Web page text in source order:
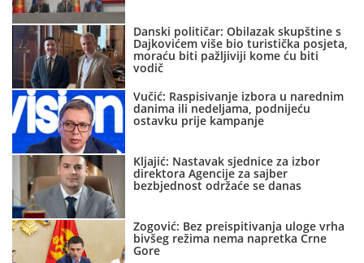
Danski političar: Obilazak skupštine s
Dajkovićem više bio turistička posjeta,
moraću biti pažljiviji kome ću biti
vodič
Vučić: Raspisivanje izbora u narednim
danima ili nedeljama, podnijeću
ostavku prije kampanje
Kljajić: Nastavak sjednice za izbor
direktora Agencije za sajber
bezbjednost održaće se danas
Zogović: Bez preispitivanja uloge vrha
bivšeg režima nema napretka Crne
Gore